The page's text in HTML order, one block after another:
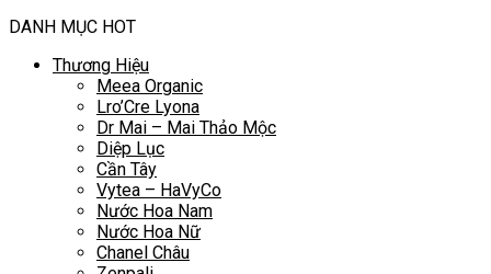
DANH MỤC HOT
Thương Hiệu
Meea Organic
Lro’Cre Lyona
Dr Mai – Mai Thảo Mộc
Diệp Lục
Cần Tây
Vytea – HaVyCo
Nước Hoa Nam
Nước Hoa Nữ
Chanel Châu